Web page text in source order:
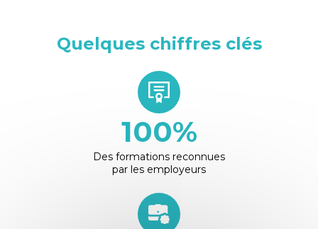
Quelques chiffres clés
100%
Des formations reconnues
par les employeurs